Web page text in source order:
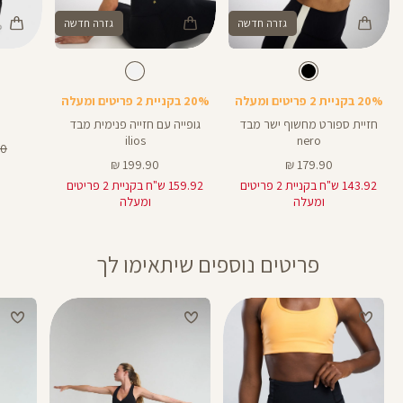
גזרה חדשה
צבע
שחור
20% בקניית 2 פריטים ומעלה
חזיית ספורט מחשוף ישר מבד
nero
מחיר
מוצר
179.90 ₪
143.92 ש"ח בקניית 2 פריטים
ומעלה
גזרה חדשה
צבעלבן
20% בקניית 2 פריטים ומעלה
גופייה עם חזייה פנימית מבד
ilios
מחיר
מוצר
199.90 ₪
159.92 ש"ח בקניית 2 פריטים
ומעלה
פריטים נוספים שיתאימו לך